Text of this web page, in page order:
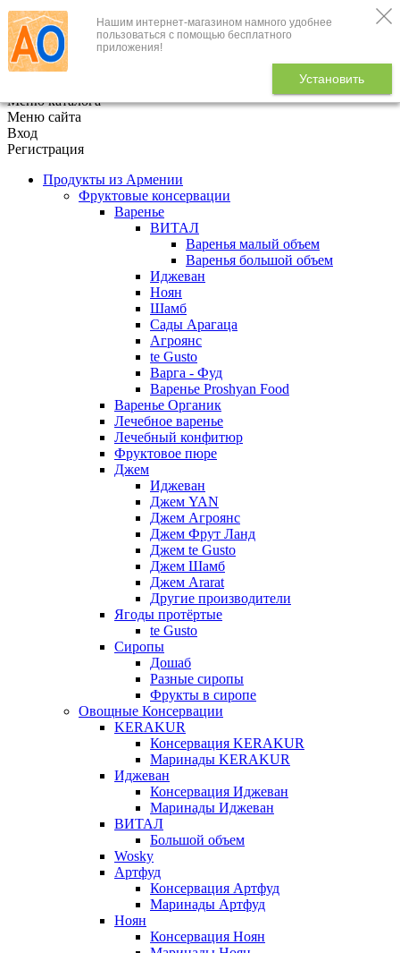
Нашим интернет-магазином намного удобнее
пользоваться с помощью бесплатного
приложения!
Установить
+7 (495) 646-888-1
В корзине
Меню каталога
Меню сайта
Вход
Регистрация
Продукты из Армении
Фруктовые консервации
Варенье
ВИТАЛ
Варенья малый объем
Варенья большой объем
Иджеван
Ноян
Шамб
Сады Арагаца
Агроянс
te Gusto
Варга - Фуд
Варенье Proshyan Food
Варенье Органик
Лечебное варенье
Лечебный конфитюр
Фруктовое пюре
Джем
Иджеван
Джем YAN
Джем Агроянс
Джем Фрут Ланд
Джем te Gusto
Джем Шамб
Джем Ararat
Другие производители
Ягоды протёртые
te Gusto
Сиропы
Дошаб
Разные сиропы
Фрукты в сиропе
Овощные Консервации
KERAKUR
Консервация KERAKUR
Маринады KERAKUR
Иджеван
Консервация Иджеван
Маринады Иджеван
ВИТАЛ
Большой объем
Wosky
Артфуд
Консервация Артфуд
Маринады Артфуд
Ноян
Консервация Ноян